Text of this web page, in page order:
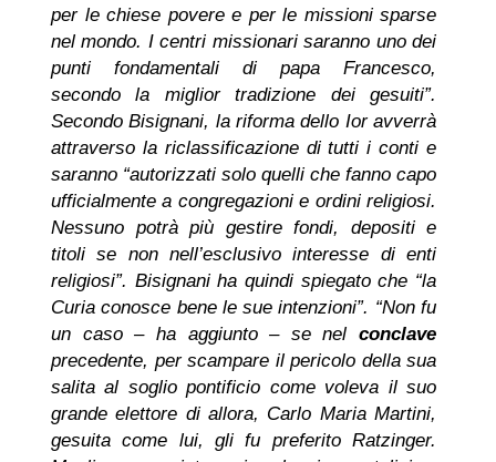
per le chiese povere e per le missioni sparse
nel mondo. I centri missionari saranno uno dei
punti fondamentali di papa Francesco,
secondo la miglior tradizione dei gesuiti”.
Secondo Bisignani, la riforma dello Ior avverrà
attraverso la riclassificazione di tutti i conti e
saranno “autorizzati solo quelli che fanno capo
ufficialmente a congregazioni e ordini religiosi.
Nessuno potrà più gestire fondi, depositi e
titoli se non nell’esclusivo interesse di enti
religiosi”. Bisignani ha quindi spiegato che “la
Curia conosce bene le sue intenzioni”. “Non fu
un caso – ha aggiunto – se nel conclave
precedente, per scampare il pericolo della sua
salita al soglio pontificio come voleva il suo
grande elettore di allora, Carlo Maria Martini,
gesuita come lui, gli fu preferito Ratzinger.